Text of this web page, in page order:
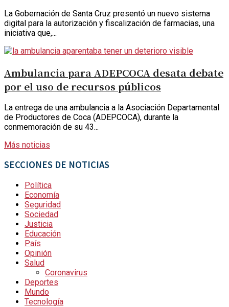
La Gobernación de Santa Cruz presentó un nuevo sistema
digital para la autorización y fiscalización de farmacias, una
iniciativa que,...
Ambulancia para ADEPCOCA desata debate
por el uso de recursos públicos
La entrega de una ambulancia a la Asociación Departamental
de Productores de Coca (ADEPCOCA), durante la
conmemoración de su 43...
Más noticias
SECCIONES DE NOTICIAS
Política
Economía
Seguridad
Sociedad
Justicia
Educación
País
Opinión
Salud
Coronavirus
Deportes
Mundo
Tecnología